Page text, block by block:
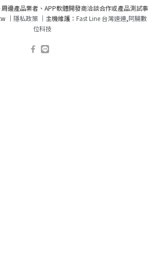
邊產品業者、APP軟體開發商洽談合作或產品測試事
｜ 隱私政策｜主機維護： Fast Line 台灣速連,阿腸數
位科技